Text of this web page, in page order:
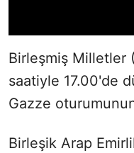
Birleşmiş Milletler
saatiyle 17.00'de
Gazze
Birleşik Arap